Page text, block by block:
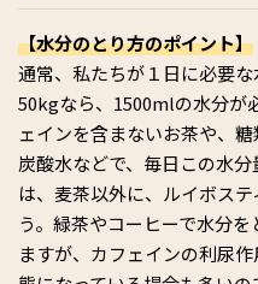
【水分のとり方のポイント】
通常、私たちが１日に必要
50kgなら、1500mlの水分が
ェインを含まないお茶や、
炭酸水などで、毎日この水
は、麦茶以外に、ルイボス
う。緑茶やコーヒーで水分
ますが、カフェインの利尿